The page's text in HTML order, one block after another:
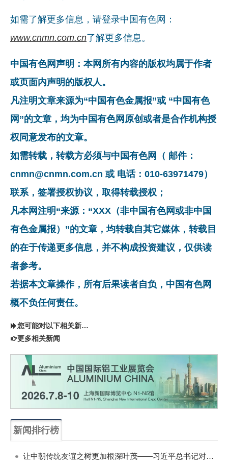
如需了解更多信息，请登录中国有色网：
www.cnmn.com.cn了解更多信息。
中国有色网声明：本网所有内容的版权均属于作者
或页面内声明的版权人。
凡注明文章来源为“中国有色金属报”或 “中国有色
网”的文章，均为中国有色网原创或者是合作机构授
权同意发布的文章。
如需转载，转载方必须与中国有色网（ 邮件：
cnmn@cnmn.com.cn 或 电话：010-63971479）
联系，签署授权协议，取得转载授权；
凡本网注明“来源：“XXX（非中国有色网或非中国
有色金属报）”的文章，均转载自其它媒体，转载目
的在于传递更多信息，并不构成投资建议，仅供读
者参考。
若据本文章操作，所有后果读者自负，中国有色网
概不负任何责任。
您可能对以下相关新闻同样感兴趣
更多相关新闻
新闻排行榜
让中朝传统友谊之树更加根深叶茂——习近平总书记对朝鲜进行国事访问纪实